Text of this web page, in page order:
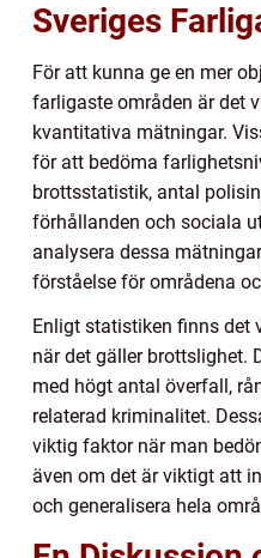
Sveriges
För att kunna ge en mer
farligaste områden är det
kvantitativa mätningar.
för att bedöma
brottsstatistik, antal
förhållanden och sociala
analysera dessa
förståelse för områdena
Enligt statistiken finns det
när det gäller brottslighet.
med högt antal överfall,
relaterad kriminalitet.
viktig faktor när man
även om det är viktigt att
och generalisera hela